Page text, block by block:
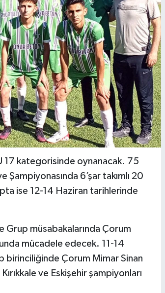
17 kategorisinde oynanacak. 75
Şampiyonasında 6’şar takımlı 20
ise 12-14 Haziran tarihlerinde
Grup müsabakalarında Çorum
mücadele edecek. 11-14
birinciliğinde Çorum Mimar Sinan
ve Eskişehir şampiyonları